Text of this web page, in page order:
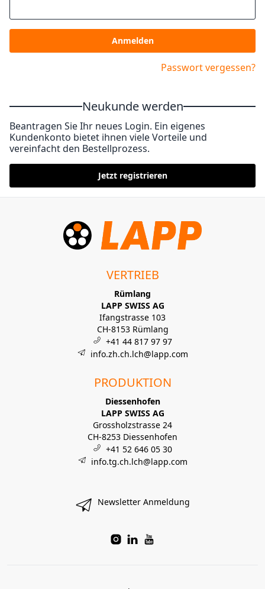
Anmelden
Passwort vergessen?
Neukunde werden
Beantragen Sie Ihr neues Login. Ein eigenes
Kundenkonto bietet ihnen viele Vorteile und
vereinfacht den Bestellprozess.
Jetzt registrieren
VERTRIEB
Rümlang
LAPP SWISS AG
Ifangstrasse 103
CH-8153 Rümlang
+41 44 817 97 97
info.zh.ch.lch@lapp.com
PRODUKTION
Diessenhofen
LAPP SWISS AG
Grossholzstrasse 24
CH-8253 Diessenhofen
+41 52 646 05 30
info.tg.ch.lch@lapp.com
Newsletter Anmeldung